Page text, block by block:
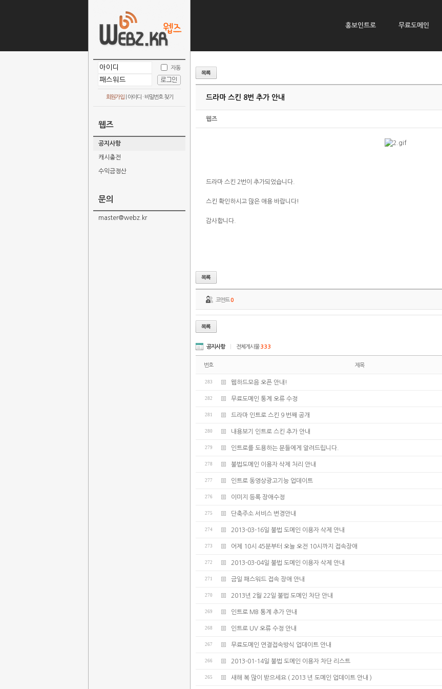
홍보인트로 무료도메인
자동
회원가입| 아이디 · 비밀번호 찾기
웹즈
공지사항
캐시충전
수익금정산
문의
master@webz.kr
드라마 스킨 8번 추가 안내
웹즈
드라마 스킨 2번이 추가되었습니다.
스킨 확인하시고 많은 애용 바랍니다!
감사합니다.
코멘트0
공지사항 전체게시물333
번호 제목
283 웹하드모음 오픈 안내!
282 무료도메인 통계 오류 수정
281 드라마 인트로 스킨 9 번째 공개
280 내용보기 인트로 스킨 추가 안내
279 인트로를 도용하는 분들에게 알려드립니다.
278 불법도메인 이용자 삭제 처리 안내
277 인트로 동영상광고기능 업데이트
276 이미지 등록 장애수정
275 단축주소 서비스 변경안내
274 2013-03-16일 불법 도메인 이용자 삭제 안내
273 어제 10시 45분부터 오늘 오전 10시까지 접속장애
272 2013-03-04일 불법 도메인 이용자 삭제 안내
271 금일 패스워드 접속 장애 안내
270 2013년 2월 22일 불법 도메인 차단 안내
269 인트로 MB 통계 추가 안내
268 인트로 UV 오류 수정 안내
267 무료도메인 연결접속방식 업데이트 안내
266 2013-01-14일 불법 도메인 이용자 차단 리스트
265 새해 복 많이 받으세요 ( 2013 년 도메인 업데이트 안내 )